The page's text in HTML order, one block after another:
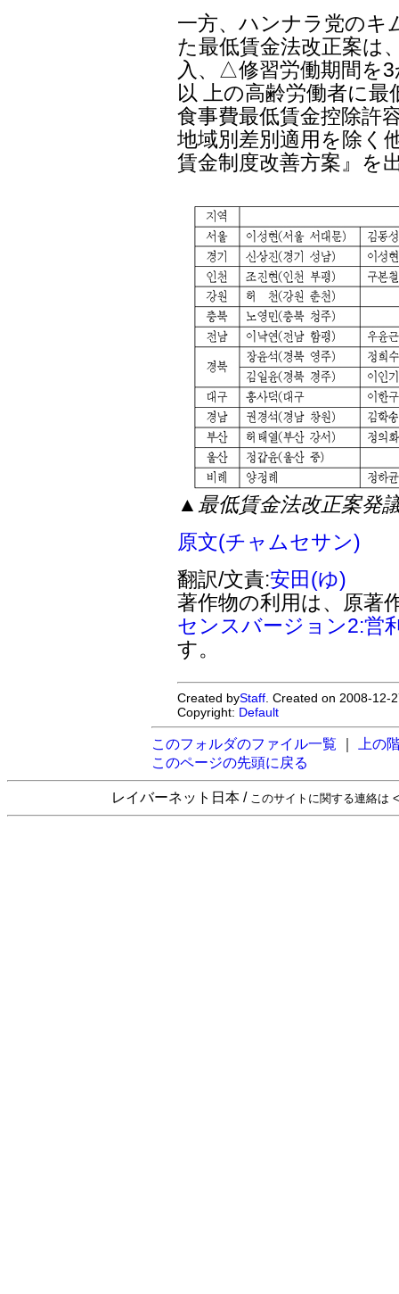
一方、ハンナラ党のキ
た最低賃金法改正案は
入、△修習労働期間を
以 上の高齢労働者に
食事費最低賃金控除許
地域別差別適用を除く
賃金制度改善方案』を
▲最低賃金法改正案発
原文(チャムセサン)
翻訳/文責:安田(ゆ)
著作物の利用は、原著
センスバージョン2:営
す。
Created byStaff . Created on 2008-
Copyright: Default
このフォルダのファイル一覧
上の
このページの先頭に戻る
レイバーネット日本 / このサイトに関する連絡は